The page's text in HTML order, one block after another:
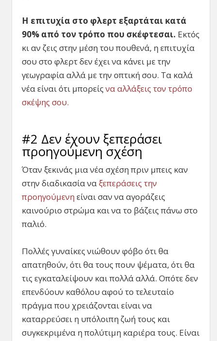
Η επιτυχία στο φλερτ εξαρτάται κατά
90% από τον τρόπο που σκέφτεσαι. Εκτός
κι αν ζεις στην μέση του πουθενά, η επιτυχία
σου στο φλερτ δεν έχει να κάνει με την
γεωγραφία αλλά με την οπτική σου. Τα καλά
νέα είναι ότι μπορείςνα αλλάξεις τον τρόπο
σκέψης σου.
#2 Δεν έχουν ξεπεράσει
προηγούμενη σχέση
Όταν ξεκινάς μια νέα σχέση πριν μπεις καν
στην διαδικασία ναξεπεράσεις την
προηγούμενη είναι σαν να αγοράζεις
καινούριο στρώμα και να το βάζεις πάνω στο
παλιό.
Πολλές γυναίκες νιώθουν φόβο ότι θα
απατηθούν, ότι θα τους πουν ψέματα, ότι θα
τις εγκαταλείψουν και πολλά αλλά. Οπότε δεν
επενδύουν καθόλου αφού το τελευταίο
πράγμα που χρειάζονται είναι να
καταρρεύσει η υπόλοιπη ζωή τους και
συγκεκριμένα η πολύτιμη καριέρα τους. Είναι